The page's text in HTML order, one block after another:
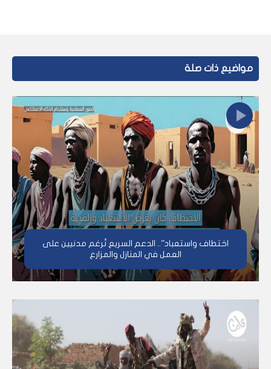
مواضيع ذات صلة
اختطاف واستعباد”.. الدعم السريع تُرغم مدنيين على
العمل في المنازل والمزارع